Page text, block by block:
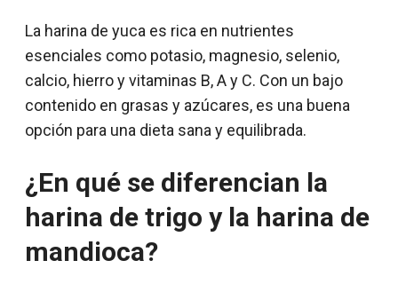
La harina de yuca es rica en nutrientes
esenciales como potasio, magnesio, selenio,
calcio, hierro y vitaminas B, A y C. Con un bajo
contenido en grasas y azúcares, es una buena
opción para una dieta sana y equilibrada.
¿En qué se diferencian la
harina de trigo y la harina de
mandioca?